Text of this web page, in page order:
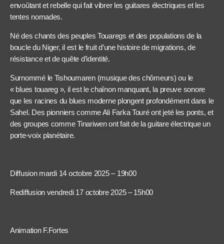
envoûtant et rebelle qui fait vibrer les guitares électriques et les
tentes nomades.
Né des chants des peuples Touaregs et des populations de la
boucle du Niger, il est le fruit d’une histoire de migrations, de
résistance et de quête d’identité.
Surnommé le Tishoumaren (musique des chômeurs) ou le
« blues touareg », il est le chaînon manquant, la preuve sonore
que les racines du blues moderne plongent profondément dans le
Sahel. Des pionniers comme Ali Farka Touré ont jeté les ponts, et
des groupes comme Tinariwen ont fait de la guitare électrique un
porte-voix planétaire.
Diffusion mardi 14 octobre 2025 – 19h00
Rediffusion vendredi 17 octobre 2025 – 15h00
Animation F.Fortes